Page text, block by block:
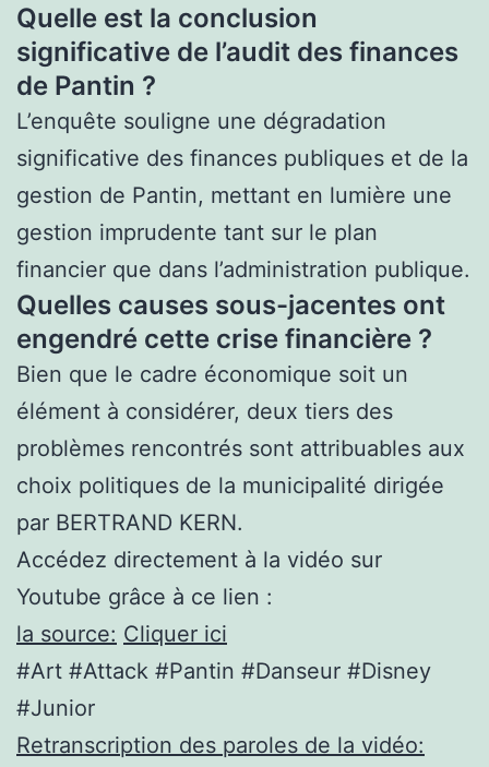
Quelle est la conclusion
significative de l’audit des finances
de Pantin ?
L’enquête souligne une dégradation
significative des finances publiques et de la
gestion de Pantin, mettant en lumière une
gestion imprudente tant sur le plan
financier que dans l’administration publique.
Quelles causes sous-jacentes ont
engendré cette crise financière ?
Bien que le cadre économique soit un
élément à considérer, deux tiers des
problèmes rencontrés sont attribuables aux
choix politiques de la municipalité dirigée
par BERTRAND KERN.
Accédez directement à la vidéo sur
Youtube grâce à ce lien :
la source: Cliquer ici
#Art #Attack #Pantin #Danseur #Disney
#Junior
Retranscription des paroles de la vidéo: